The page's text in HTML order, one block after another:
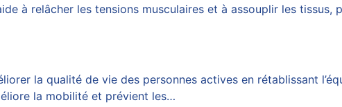
à relâcher les tensions musculaires et à assouplir les tissus,
la qualité de vie des personnes actives en rétablissant
la mobilité et prévient les…